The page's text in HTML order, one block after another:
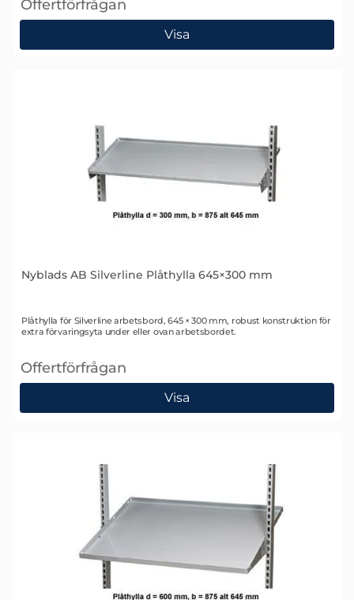
Offertförfrågan
, Nyblads AB Silverline Pelare
Visa
Nyblads AB Silverline Plåthylla 645×300 mm
Art. nr 1569
Plåthylla för Silverline arbetsbord, 645 × 300 mm, robust konstruktion för
extra förvaringsyta under eller ovan arbetsbordet.
Offertförfrågan
, Nyblads AB Silverline Plåthylla 645×300 mm
Visa